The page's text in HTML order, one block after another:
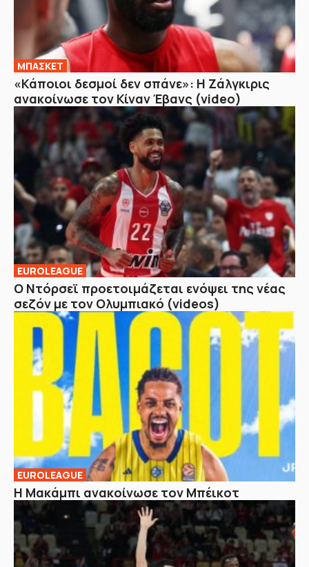
ΜΠΑΣΚΕΤ
«Κάποιοι δεσμοί δεν σπάνε»: Η Ζάλγκιρις
ανακοίνωσε τον Κίναν Έβανς (video)
EUROLEAGUE
Ο Ντόρσεϊ προετοιμάζεται ενόψει της νέας
σεζόν με τον Ολυμπιακό (videos)
EUROLEAGUE
Η Μακάμπι ανακοίνωσε τον Μπέικοτ